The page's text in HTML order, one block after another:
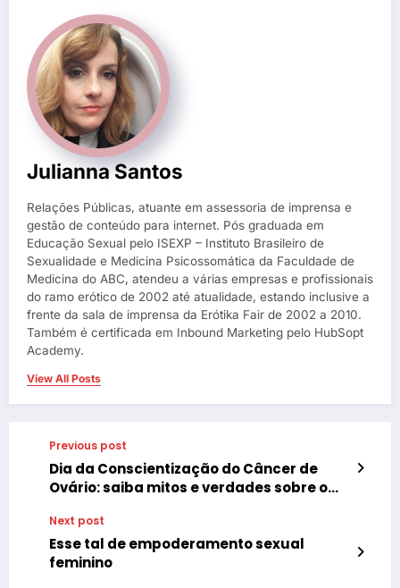
Julianna Santos
Relações Públicas, atuante em assessoria de imprensa e
gestão de conteúdo para internet. Pós graduada em
Educação Sexual pelo ISEXP – Instituto Brasileiro de
Sexualidade e Medicina Psicossomática da Faculdade de
Medicina do ABC, atendeu a várias empresas e profissionais
do ramo erótico de 2002 até atualidade, estando inclusive a
frente da sala de imprensa da Erótika Fair de 2002 a 2010.
Também é certificada em Inbound Marketing pelo HubSopt
Academy.
View All Posts
Previous post
Dia da Conscientização do Câncer de
Ovário: saiba mitos e verdades sobre o
Next post
Esse tal de empoderamento sexual
feminino